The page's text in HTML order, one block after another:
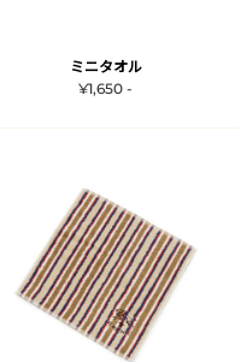
ミニタオル
¥1,650 -